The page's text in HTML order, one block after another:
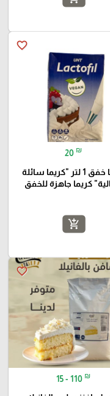
favorite_border
20 ₪
كريما خفق 1 لتر "كريما سائلة
كريما جاهزة للخفق
add_shopping_cart
favorite_border
15 - 110 ₪